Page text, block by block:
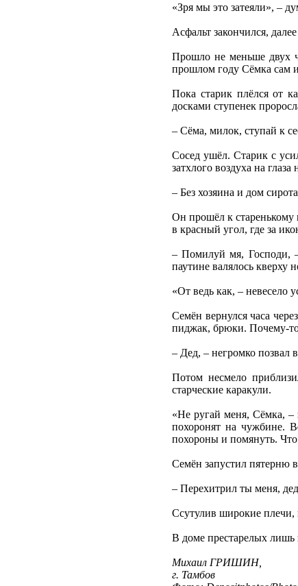
«Зря мы это затеяли», –
Асфальт закончился,
Прошло не меньше двух
прошлом году Сёмка сам
Пока старик плёлся от
досками ступенек
– Сёма, милок, ступай к
Сосед ушёл. Старик с
затхлого воздуха на глаза
– Без хозяина и дом
Он прошёл к старенькому
в красный угол, где за
– Помилуй мя, Господи,
паутине валялось
«От ведь как, – невесело
Семён вернулся часа
пиджак, брюки. Почему-то
– Дед, – негромко позвал
Потом несмело
старческие каракули.
«Не ругай меня, Сёмка, –
похоронят на чужбине.
похороны и помянуть.
Семён запустил пятерню
– Перехитрил ты меня,
Ссутулив широкие плечи,
В доме престарелых лишь
Михаил ГРИШИН,
г. Тамбов